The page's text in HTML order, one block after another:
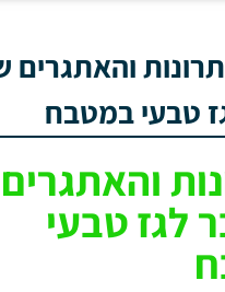
והאתגרים
טבעי במטבח
לגז טבעי